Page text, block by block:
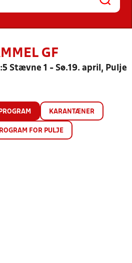
GF
Stævne 1 - Sø.19. april, Pulje
KARANTÆNER
FOR PULJE